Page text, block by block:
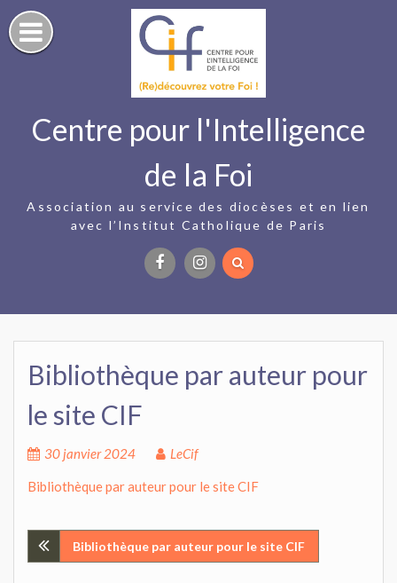
Skip
to
content
Centre pour l'Intelligence
de la Foi
Association au service des diocèses et en lien
avec l’Institut Catholique de Paris
Bibliothèque par auteur pour
le site CIF
30 janvier 2024 LeCif
Bibliothèque par auteur pour le site CIF
Navigation
Bibliothèque par auteur pour le site CIF